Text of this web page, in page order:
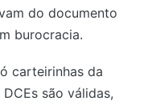
do documento
burocracia.
carteirinhas da
são válidas,